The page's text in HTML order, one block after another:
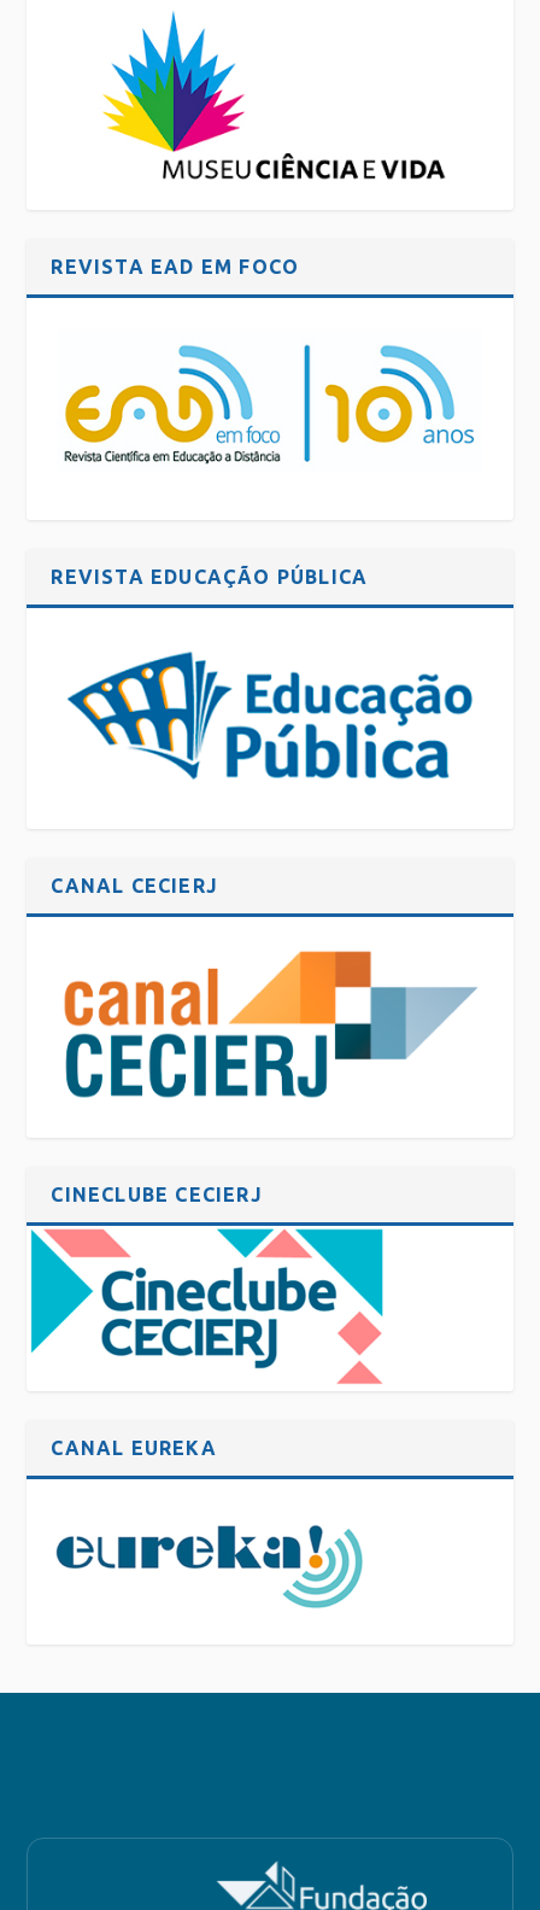
REVISTA EAD EM FOCO
REVISTA EDUCAÇÃO PÚBLICA
CANAL CECIERJ
CINECLUBE CECIERJ
CANAL EUREKA